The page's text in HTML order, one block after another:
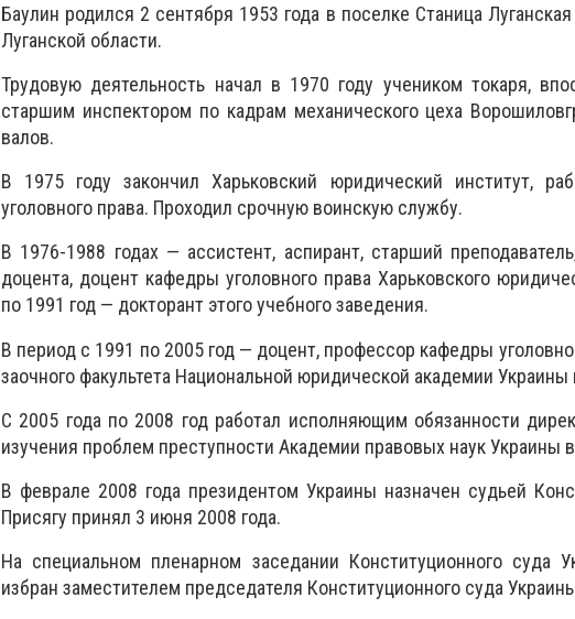
Баулин родился 2 сентября 1953 года в поселке Станица
Луганской области.
Трудовую деятельность начал в 1970 году учеником токаря,
старшим инспектором по кадрам механического цеха
валов.
В 1975 году закончил Харьковский юридический институт,
уголовного права. Проходил срочную воинскую службу.
В 1976-1988 годах — ассистент, аспирант, старший
доцента, доцент кафедры уголовного права Харьковского
по 1991 год — докторант этого учебного заведения.
В период с 1991 по 2005 год — доцент, профессор кафедры
заочного факультета Национальной юридической академии
С 2005 года по 2008 год работал исполняющим обязанности
изучения проблем преступности Академии правовых наук Украины в
В феврале 2008 года президентом Украины назначен судьей
Присягу принял 3 июня 2008 года.
На специальном пленарном заседании Конституционного суда
избран заместителем председателя Конституционного суда